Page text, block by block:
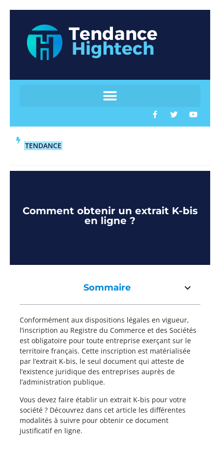
TENDANCE
Comment obtenir un extrait K-bis
en ligne ?
Sommaire
Conformément aux dispositions légales en vigueur,
l’inscription au Registre du Commerce et des Sociétés
est obligatoire pour toute entreprise exerçant sur le
territoire français. Cette inscription est matérialisée
par l’extrait K-bis, le seul document qui atteste de
l’existence juridique des entreprises auprès de
l’administration publique.
Vous devez faire établir un extrait K-bis pour votre
société ? Découvrez dans cet article les différentes
modalités à suivre pour obtenir ce document
justificatif en ligne.